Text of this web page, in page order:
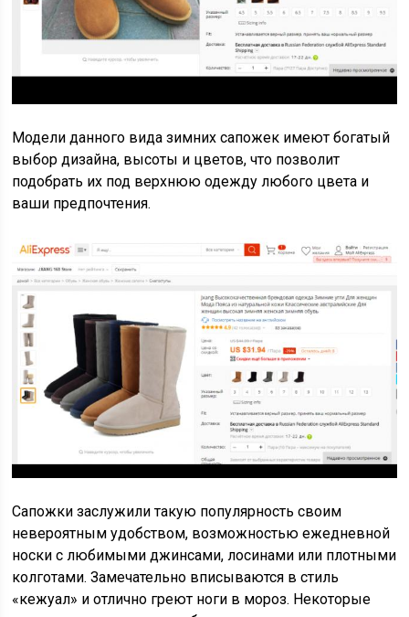
Модели данного вида зимних сапожек имеют богатый
выбор дизайна, высоты и цветов, что позволит
подобрать их под верхнюю одежду любого цвета и
ваши предпочтения.
Сапожки заслужили такую популярность своим
невероятным удобством, возможностью ежедневной
носки с любимыми джинсами, лосинами или плотными
колготами. Замечательно вписываются в стиль
«кежуал» и отлично греют ноги в мороз. Некоторые